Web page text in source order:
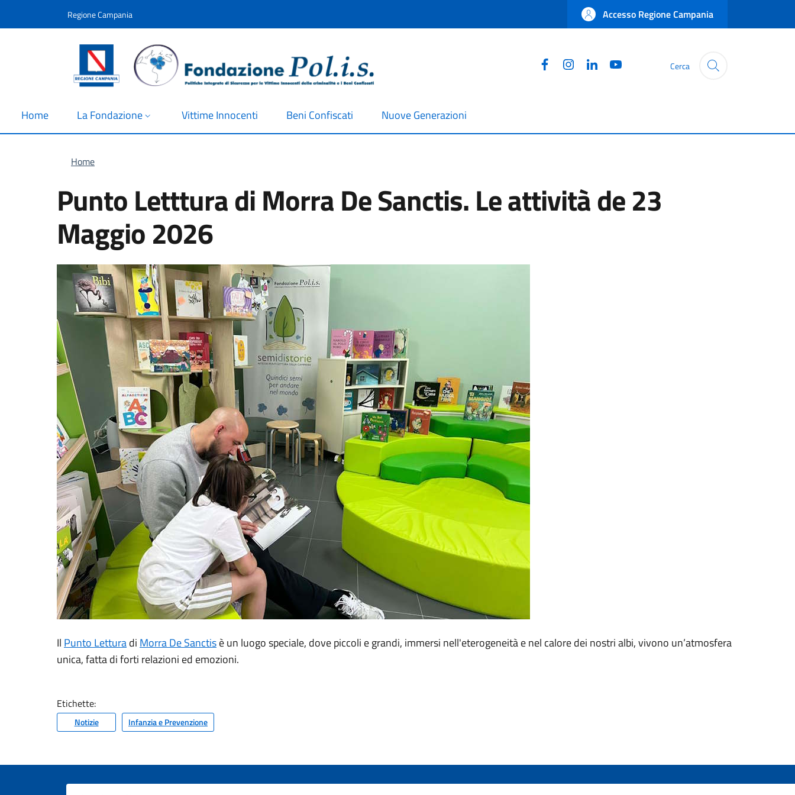
Regione Campania Accesso Regione Campania
FacebookInstagram
Linkedin Cerca
Home La Fondazione Vittime Innocenti Beni Confiscati Nuove Generazioni
Briciole di pane
Home
Punto Letttura di Morra De Sanctis. Le attività de 23
Maggio 2026
Il Punto Letturadi Morra De Sanctisè un luogo speciale, dove piccoli e grandi, immersi nell'eterogeneità e nel calore dei nostri albi, vivono un’atmosfera
unica, fatta di forti relazioni ed emozioni.
Etichette:
Notizie Infanzia e Prevenzione